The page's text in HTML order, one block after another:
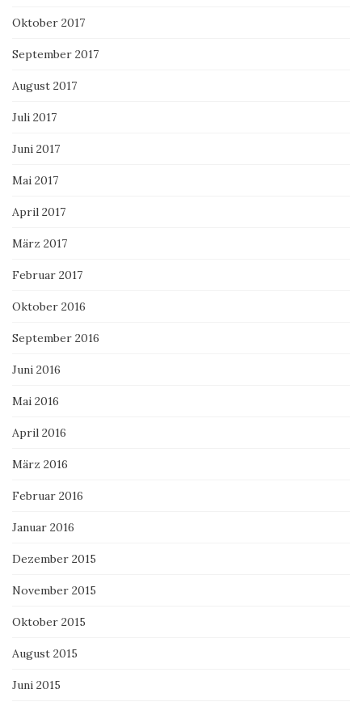
Oktober 2017
September 2017
August 2017
Juli 2017
Juni 2017
Mai 2017
April 2017
März 2017
Februar 2017
Oktober 2016
September 2016
Juni 2016
Mai 2016
April 2016
März 2016
Februar 2016
Januar 2016
Dezember 2015
November 2015
Oktober 2015
August 2015
Juni 2015